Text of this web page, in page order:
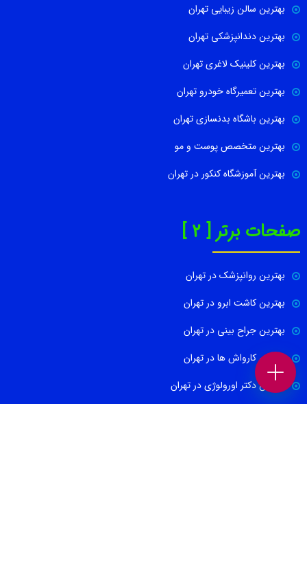
بهترین سالن زیبایی تهران
بهترین دندانپزشکی تهران
بهترین کلینیک لاغری تهران
بهترین تعمیرگاه خودرو تهران
بهترین باشگاه بدنسازی تهران
بهترین متخصص پوست و مو
بهترین آموزشگاه کنکور در تهران
صفحات برتر [ 2 ]
بهترین روانپزشک در تهران
بهترین کاشت ابرو در تهران
بهترین جراح بینی در تهران
بهترین کارواش ها در تهران
بهترین دکتر اورولوژی در تهران